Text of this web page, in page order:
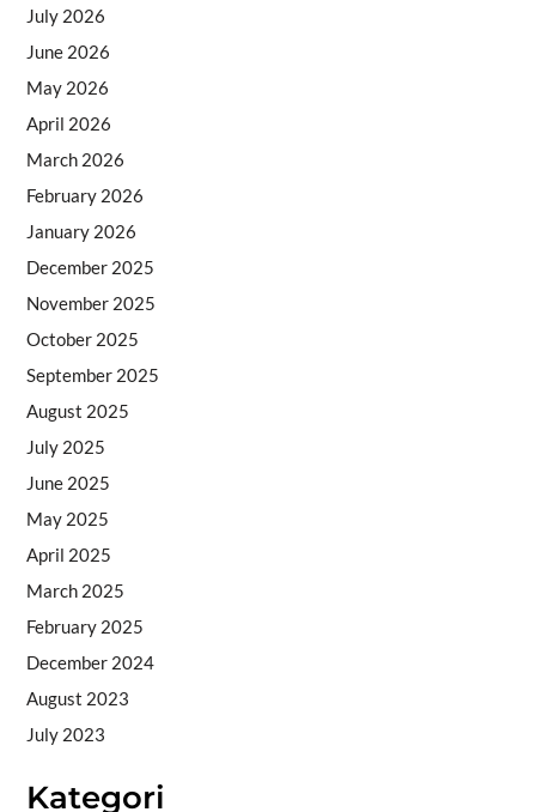
July 2026
June 2026
May 2026
April 2026
March 2026
February 2026
January 2026
December 2025
November 2025
October 2025
September 2025
August 2025
July 2025
June 2025
May 2025
April 2025
March 2025
February 2025
December 2024
August 2023
July 2023
Kategori